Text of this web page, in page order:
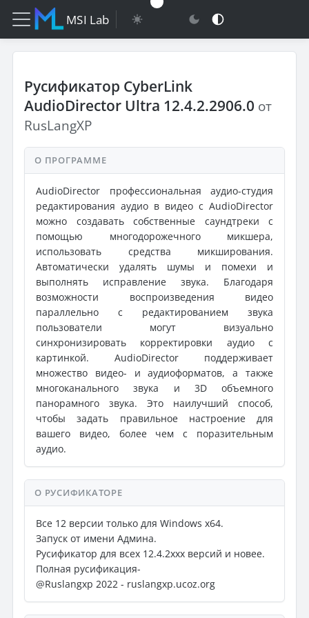
MSI Lab
Русификатор CyberLink
AudioDirector Ultra 12.4.2.2906.0 от
RusLangXP
О ПРОГРАММЕ
AudioDirector профессиональная аудио-студия
редактирования аудио в видео c AudioDirector
можно создавать собственные саундтреки с
помощью многодорожечного микшера,
использовать средства микширования.
Автоматически удалять шумы и помехи и
выполнять исправление звука. Благодаря
возможности воспроизведения видео
параллельно с редактированием звука
пользователи могут визуально
синхронизировать корректировки аудио с
картинкой. AudioDirector поддерживает
множество видео- и аудиоформатов, а также
многоканального звука и 3D объемного
панорамного звука. Это наилучший способ,
чтобы задать правильное настроение для
вашего видео, более чем с поразительным
аудио.
О РУСИФИКАТОРЕ
Все 12 версии только для Windows x64.
Запуск от имени Админа.
Русификатор для всех 12.4.2xxx версий и новее.
Полная русификация-
@Ruslangxp 2022 - ruslangxp.ucoz.org